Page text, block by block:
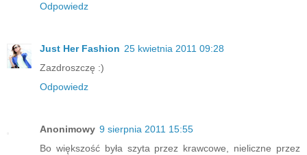
Odpowiedz
Just Her Fashion 25 kwietnia 2011 09:28
Zazdroszczę :)
Odpowiedz
Anonimowy 9 sierpnia 2011 15:55
Bo większość była szyta przez krawcowe, nieliczne przez